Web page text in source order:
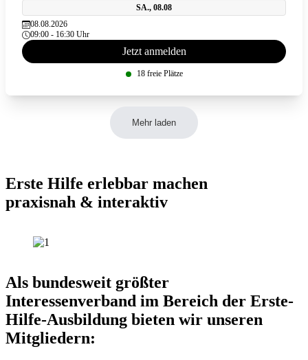
SA., 08.08
08.08.2026
09:00 - 16:30 Uhr
Jetzt anmelden
18 freie Plätze
Mehr laden
Erste Hilfe erlebbar machen
praxisnah & interaktiv
Als bundesweit größter
Interessenverband im Bereich der Erste-
Hilfe-Ausbildung bieten wir unseren
Mitgliedern: